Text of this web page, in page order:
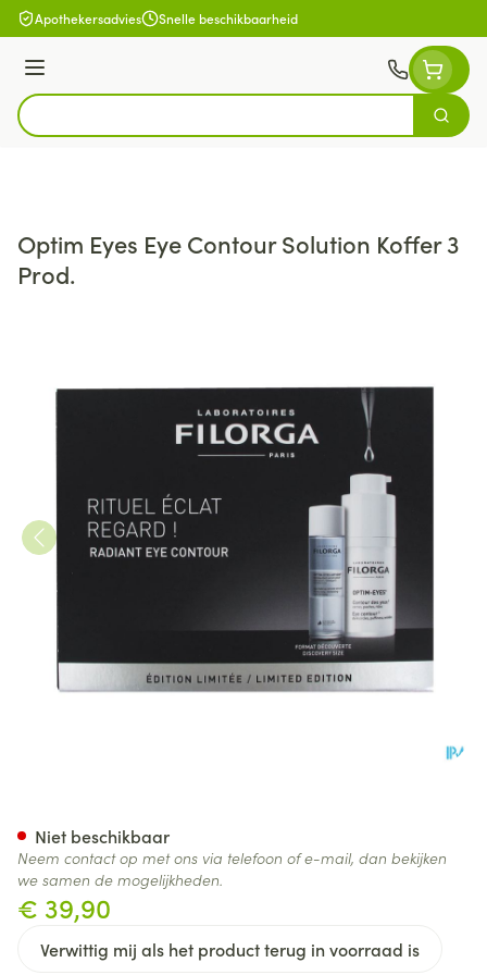
Ga naar de inhoud
Apothekersadvies Snelle beschikbaarheid
Menu
Product, merk, categorie...
Zoek
Optim Eyes Eye Contour Solution Koffer 3
Prod.
€ 39,90
Verwittig mij als het product terug in voorraad is
Niet beschikbaar
Neem contact op met ons via telefoon of e-mail, dan bekijken
we samen de mogelijkheden.